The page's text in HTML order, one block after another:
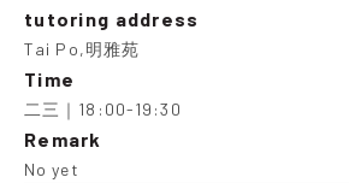
tutoring address
Tai Po,明雅苑
Time
二三｜18:00-19:30
Remark
No yet